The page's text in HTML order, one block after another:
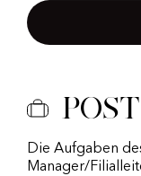
Die Aufgaben
Manager/